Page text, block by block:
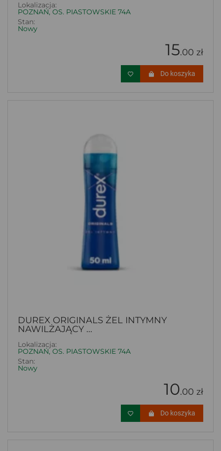
Lokalizacja:
POZNAŃ, OS. PIASTOWSKIE 74A
Stan:
Nowy
15.00 zł
Do koszyka
DUREX ORIGINALS ŻEL INTYMNY
NAWILŻAJĄCY ...
Lokalizacja:
POZNAŃ, OS. PIASTOWSKIE 74A
Stan:
Nowy
10.00 zł
Do koszyka